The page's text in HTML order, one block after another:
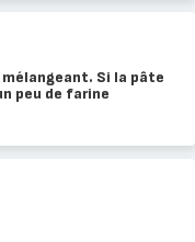
Si la pâte
peu de farine